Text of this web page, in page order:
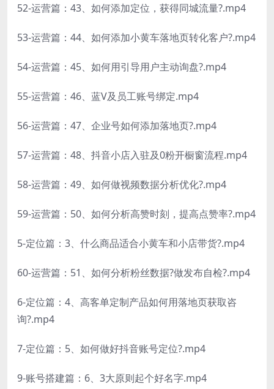
52-运营篇：43、如何添加定位，获得同城流量?.mp4
53-运营篇：44、如何添加小黄车落地页转化客户?.mp4
54-运营篇：45、如何用引导用户主动询盘?.mp4
55-运营篇：46、蓝V及员工账号绑定.mp4
56-运营篇：47、企业号如何添加落地页?.mp4
57-运营篇：48、抖音小店入驻及0粉开橱窗流程.mp4
58-运营篇：49、如何做视频数据分析优化?.mp4
59-运营篇：50、如何分析高赞时刻，提高点赞率?.mp4
5-定位篇：3、什么商品适合小黄车和小店带货?.mp4
60-运营篇：51、如何分析粉丝数据?做发布自检?.mp4
6-定位篇：4、高客单定制产品如何用落地页获取咨
询?.mp4
7-定位篇：5、如何做好抖音账号定位?.mp4
9-账号搭建篇：6、3大原则起个好名字.mp4